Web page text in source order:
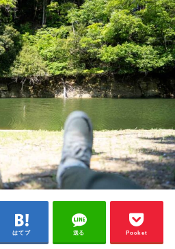
はてブ 送る Pocket